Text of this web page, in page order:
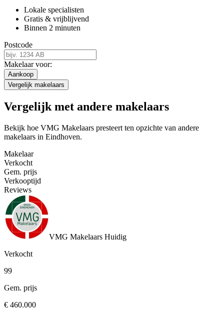
Lokale specialisten
Gratis & vrijblijvend
Binnen 2 minuten
Postcode
Makelaar voor:
Aankoop
Vergelijk makelaars
Vergelijk met andere makelaars
Bekijk hoe VMG Makelaars presteert ten opzichte van andere
makelaars in Eindhoven.
Makelaar
Verkocht
Gem. prijs
Verkooptijd
Reviews
VMG Makelaars Huidig
Verkocht
99
Gem. prijs
€ 460.000